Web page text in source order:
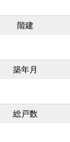
階建
築年月
総戸数